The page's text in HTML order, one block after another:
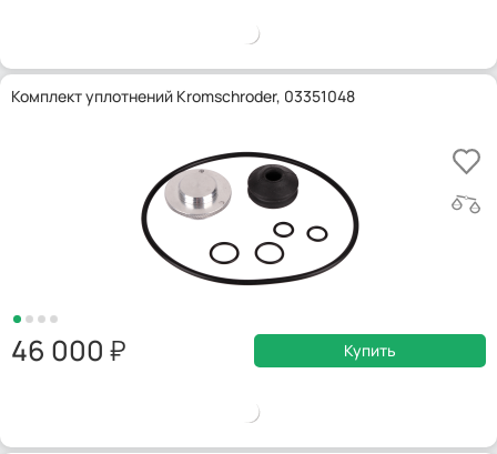
Комплект уплотнений Kromschroder, 03351048
46 000 Купить